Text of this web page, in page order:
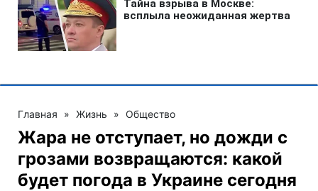
Главная » Жизнь » Общество
Жара не отступает, но дожди с
грозами возвращаются: какой
будет погода в Украине сегодня